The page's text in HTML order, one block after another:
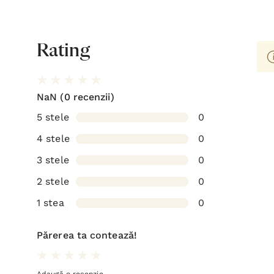
Rating
NaN (0 recenzii)
5 stele
0
4 stele
0
3 stele
0
2 stele
0
1 stea
0
Părerea ta contează!